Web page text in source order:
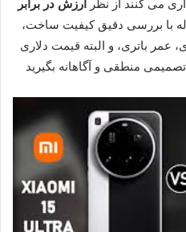
می کنند از نظر
ارزش در برابر
با بررسی دقیق کیفیت ساخت،
عمر باتری، و البته قیمت دلاری
منطقی و آگاهانه بگیرید